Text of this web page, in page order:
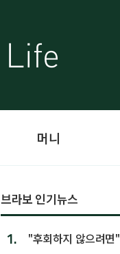
머니
브라보 인기뉴스
1.
"후회하지 않으려면